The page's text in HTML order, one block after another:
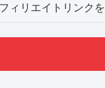
ィリエイトリンクを